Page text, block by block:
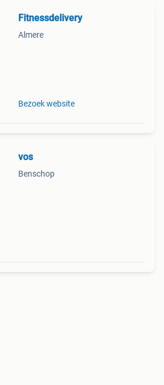
Fitnessdelivery
Almere
Bezoek website
vos
Benschop